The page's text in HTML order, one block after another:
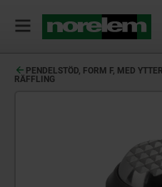
PENDELSTÖD, FORM F, MED
RÄFFLING